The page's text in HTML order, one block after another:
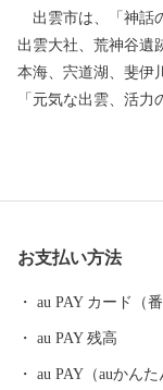
出雲市は、「神話
出雲大社、荒神谷遺
本海、宍道湖、斐伊
「元気な出雲、活力
を展開しています
基づき、出雲の観光
す。ぜひ、この機会
いたします。
お支払い方法
au PAY カード（
au PAY 残高
au PAY（auかん